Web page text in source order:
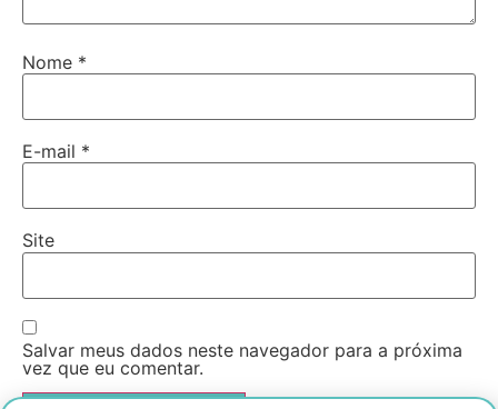
Nome *
E-mail *
Site
Salvar meus dados neste navegador para a próxima
vez que eu comentar.